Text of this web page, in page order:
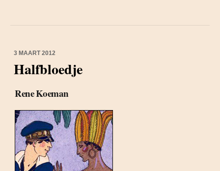
3 MAART 2012
Halfbloedje
Rene Koeman